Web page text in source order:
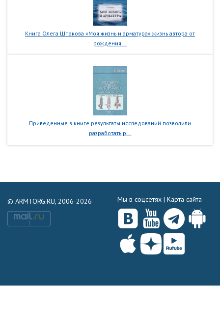
Книга Олега Шпакова «Моя жизнь и арматура» жизнь автора от
рождения...
Приведенные в книге результаты исследований позволили
разработать р...
© ARMTORG.RU, 2006-2026 Мы в соцсетях | Карта сайта